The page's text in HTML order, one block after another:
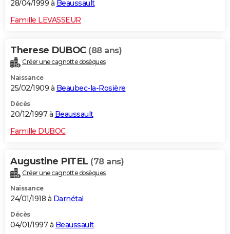
28/04/1999 à Beaussault
Famille LEVASSEUR
Therese DUBOC (88 ans)
Créer une cagnotte obsèques
Naissance
25/02/1909 à Beaubec-la-Rosière
Décès
20/12/1997 à Beaussault
Famille DUBOC
Augustine PITEL (78 ans)
Créer une cagnotte obsèques
Naissance
24/01/1918 à Darnétal
Décès
04/01/1997 à Beaussault